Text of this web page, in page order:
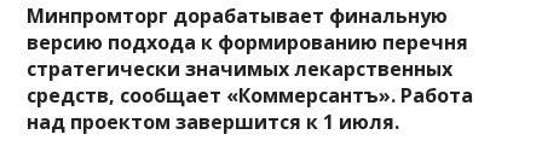
Минпромторг дорабатывает финальную
версию подхода к формированию перечня
стратегически значимых лекарственных
средств, сообщает «Коммерсантъ». Работа
над проектом завершится к 1 июля.